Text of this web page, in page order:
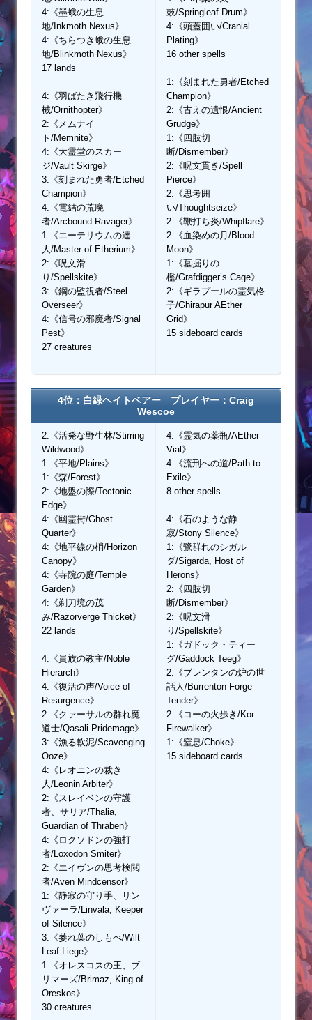
4:《墨蛾の生息
地/Inkmoth Nexus》
4:《ちらつき蛾の生息
地/Blinkmoth Nexus》
17 lands
4:《羽ばたき飛行機
械/Ornithopter》
2:《メムナイ
ト/Memnite》
4:《大霊堂のスカー
ジ/Vault Skirge》
3:《刻まれた勇者/Etched
Champion》
4:《電結の荒廃
者/Arcbound Ravager》
1:《エーテリウムの達
人/Master of Etherium》
2:《呪文滑
り/Spellskite》
3:《鋼の監視者/Steel
Overseer》
4:《信号の邪魔者/Signal
Pest》
27 creatures
鼓/Springleaf Drum》
4:《頭蓋囲い/Cranial
Plating》
16 other spells
1:《刻まれた勇者/Etched
Champion》
2:《古えの遺恨/Ancient
Grudge》
1:《四肢切
断/Dismember》
2:《呪文貫き/Spell
Pierce》
2:《思考囲
い/Thoughtseize》
2:《鞭打ち炎/Whipflare》
2:《血染めの月/Blood
Moon》
1:《墓掘りの
檻/Grafdigger’s Cage》
2:《ギラプールの霊気格
子/Ghirapur AEther
Grid》
15 sideboard cards
4位：白緑ヘイトベアー プレイヤー：Craig
Wescoe
2:《活発な野生林/Stirring
Wildwood》
1:《平地/Plains》
1:《森/Forest》
2:《地盤の際/Tectonic
Edge》
4:《幽霊街/Ghost
Quarter》
4:《地平線の梢/Horizon
Canopy》
4:《寺院の庭/Temple
Garden》
4:《剃刀境の茂
み/Razorverge Thicket》
22 lands
4:《貴族の教主/Noble
Hierarch》
4:《復活の声/Voice of
Resurgence》
2:《クァーサルの群れ魔
道士/Qasali Pridemage》
3:《漁る軟泥/Scavenging
Ooze》
4:《レオニンの裁き
人/Leonin Arbiter》
2:《スレイベンの守護
者、サリア/Thalia,
Guardian of Thraben》
4:《ロクソドンの強打
者/Loxodon Smiter》
2:《エイヴンの思考検閲
者/Aven Mindcensor》
1:《静寂の守り手、リン
ヴァーラ/Linvala, Keeper
of Silence》
3:《萎れ葉のしもべ/Wilt-
Leaf Liege》
1:《オレスコスの王、ブ
リマーズ/Brimaz, King of
Oreskos》
30 creatures
4:《霊気の薬瓶/AEther
Vial》
4:《流刑への道/Path to
Exile》
8 other spells
4:《石のような静
寂/Stony Silence》
1:《鷺群れのシガル
ダ/Sigarda, Host of
Herons》
2:《四肢切
断/Dismember》
2:《呪文滑
り/Spellskite》
1:《ガドック・ティー
グ/Gaddock Teeg》
2:《ブレンタンの炉の世
話人/Burrenton Forge-
Tender》
2:《コーの火歩き/Kor
Firewalker》
1:《窒息/Choke》
15 sideboard cards